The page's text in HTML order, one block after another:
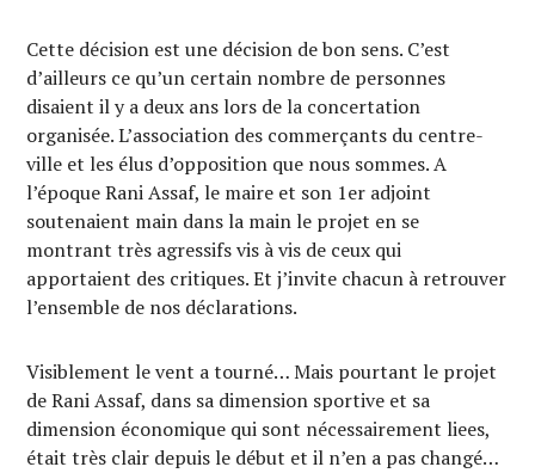
Cette décision est une décision de bon sens. C’est
d’ailleurs ce qu’un certain nombre de personnes
disaient il y a deux ans lors de la concertation
organisée. L’association des commerçants du centre-
ville et les élus d’opposition que nous sommes. A
l’époque Rani Assaf, le maire et son 1er adjoint
soutenaient main dans la main le projet en se
montrant très agressifs vis à vis de ceux qui
apportaient des critiques. Et j’invite chacun à retrouver
l’ensemble de nos déclarations.
Visiblement le vent a tourné… Mais pourtant le projet
de Rani Assaf, dans sa dimension sportive et sa
dimension économique qui sont nécessairement liees,
était très clair depuis le début et il n’en a pas changé…